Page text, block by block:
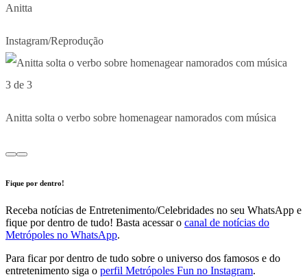
Anitta
Instagram/Reprodução
3 de 3
Anitta solta o verbo sobre homenagear namorados com música
Fique por dentro!
Receba notícias de Entretenimento/Celebridades no seu WhatsApp e
fique por dentro de tudo! Basta acessar o canal de notícias do
Metrópoles no WhatsApp.
Para ficar por dentro de tudo sobre o universo dos famosos e do
entretenimento siga o perfil Metrópoles Fun no Instagram.